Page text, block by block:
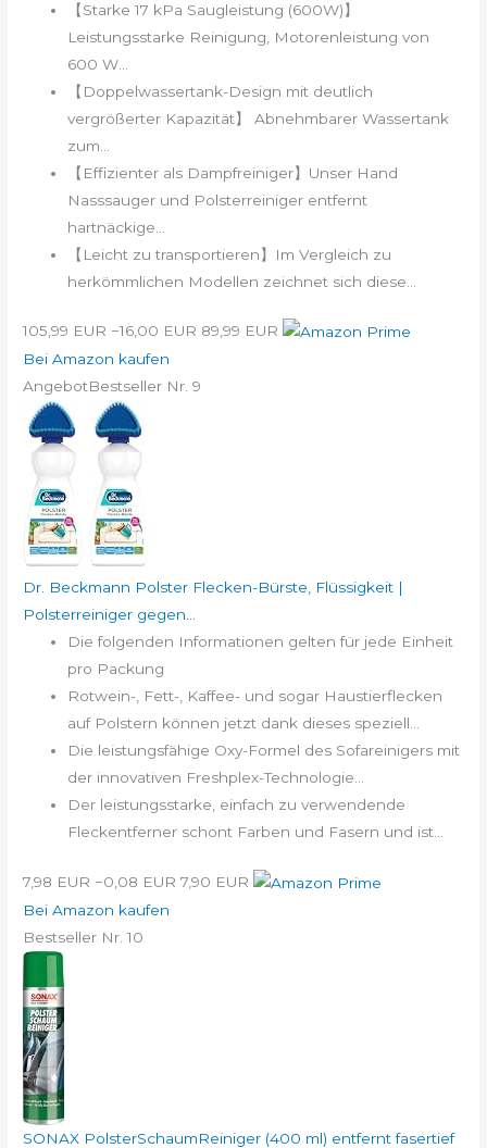
【Starke 17 kPa Saugleistung (600W)】
Leistungsstarke Reinigung, Motorenleistung von
600 W...
【Doppelwassertank-Design mit deutlich
vergrößerter Kapazität】 Abnehmbarer Wassertank
zum...
【Effizienter als Dampfreiniger】Unser Hand
Nasssauger und Polsterreiniger entfernt
hartnäckige...
【Leicht zu transportieren】Im Vergleich zu
herkömmlichen Modellen zeichnet sich diese...
105,99 EUR −16,00 EUR 89,99 EUR
Bei Amazon kaufen
AngebotBestseller Nr. 9
Dr. Beckmann Polster Flecken-Bürste, Flüssigkeit |
Polsterreiniger gegen...
Die folgenden Informationen gelten für jede Einheit
pro Packung
Rotwein-, Fett-, Kaffee- und sogar Haustierflecken
auf Polstern können jetzt dank dieses speziell...
Die leistungsfähige Oxy-Formel des Sofareinigers mit
der innovativen Freshplex-Technologie...
Der leistungsstarke, einfach zu verwendende
Fleckentferner schont Farben und Fasern und ist...
7,98 EUR −0,08 EUR 7,90 EUR
Bei Amazon kaufen
Bestseller Nr. 10
SONAX PolsterSchaumReiniger (400 ml) entfernt fasertief